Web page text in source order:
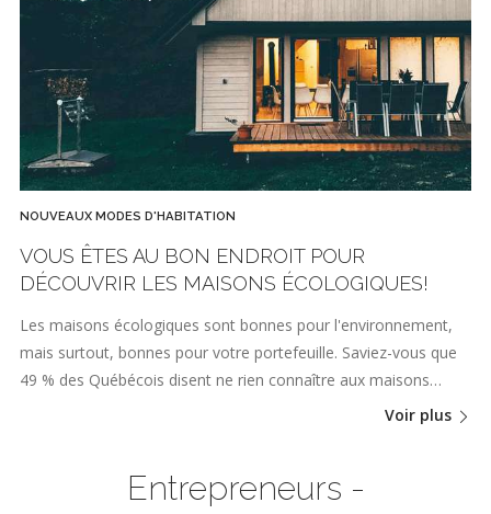
NOUVEAUX MODES D'HABITATION
VOUS ÊTES AU BON ENDROIT POUR
DÉCOUVRIR LES MAISONS ÉCOLOGIQUES!
Les maisons écologiques sont bonnes pour l'environnement,
mais surtout, bonnes pour votre portefeuille. Saviez-vous que
49 % des Québécois disent ne rien connaître aux maisons…
Voir plus
Entrepreneurs -